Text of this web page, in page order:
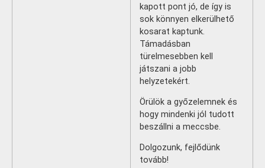
kapott pont jó, de így is
sok könnyen elkerülhető
kosarat kaptunk.
Támadásban
türelmesebben kell
játszani a jobb
helyzetekért.
Örülök a győzelemnek és
hogy mindenki jól tudott
beszállni a meccsbe.
Dolgozunk, fejlődünk
tovább!